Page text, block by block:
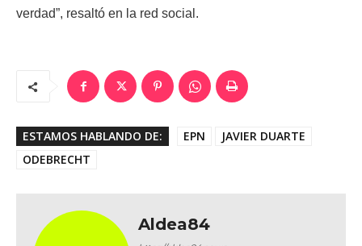
verdad”, resaltó en la red social.
ESTAMOS HABLANDO DE: EPN
JAVIER DUARTE
ODEBRECHT
Aldea84